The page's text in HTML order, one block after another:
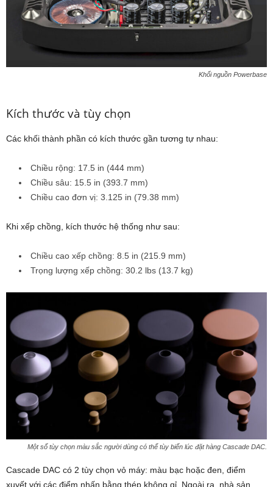
Khối nguồn Powerbase
Kích thước và tùy chọn
Các khối thành phần có kích thước gần tương tự nhau:
Chiều rộng: 17.5 in (444 mm)
Chiều sâu: 15.5 in (393.7 mm)
Chiều cao đơn vị: 3.125 in (79.38 mm)
Khi xếp chồng, kích thước hệ thống như sau:
Chiều cao xếp chồng: 8.5 in (215.9 mm)
Trọng lượng xếp chồng: 30.2 lbs (13.7 kg)
Một số tùy chọn màu sắc người dùng có thể tùy biến lúc đặt hàng Cascade DAC.
Cascade DAC có 2 tùy chọn vỏ máy: màu bạc hoặc đen, điểm
xuyết với các điểm nhấn bằng thép không gỉ. Ngoài ra, nhà sản